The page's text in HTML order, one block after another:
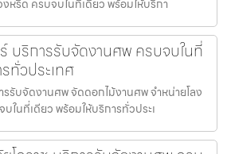
งหรีด ครบจบในที่เดียว พร้อมให้บริกา
บริการรับจัดงานศพ ครบจบในที่
ทั่วประเทศ
รับจัดงานศพ จัดดอกไม้งานศพ จำหน่ายโลง
ในที่เดียว พร้อมให้บริการทั่วประเ